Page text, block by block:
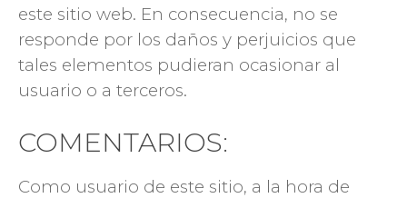
este sitio web. En consecuencia, no se
responde por los daños y perjuicios que
tales elementos pudieran ocasionar al
usuario o a terceros.
COMENTARIOS:
Como usuario de este sitio, a la hora de